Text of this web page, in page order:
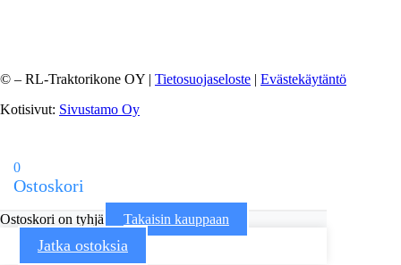
© – RL-Traktorikone OY | Tietosuojaseloste | Evästekäytäntö
Kotisivut: Sivustamo Oy
0
Ostoskori
Ostoskori on tyhjä Takaisin kauppaan
Jatka ostoksia